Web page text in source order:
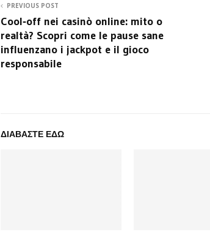
PREVIOUS POST
Cool‑off nei casinò online: mito o
realtà? Scopri come le pause sane
influenzano i jackpot e il gioco
responsabile
ΔΙΑΒΑΣΤΕ ΕΔΩ